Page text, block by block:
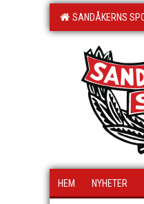
SANDÅKERNS
HEM NYHETER